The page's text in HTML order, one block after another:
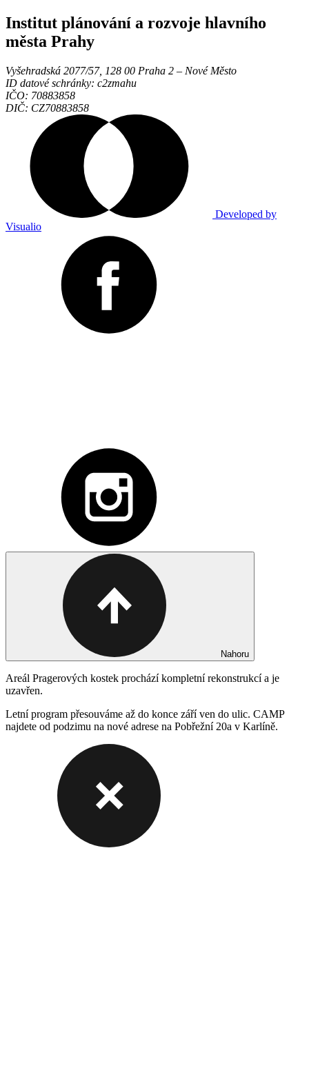
Institut plánování a rozvoje hlavního
města Prahy
Vyšehradská 2077/57, 128 00 Praha 2 ‒ Nové Město
ID datové schránky: c2zmahu
IČO: 70883858
DIČ: CZ70883858
Developed by
Visualio
Nahoru
Areál Pragerových kostek prochází kompletní rekonstrukcí a je
uzavřen.
Letní program přesouváme až do konce září ven do ulic. CAMP
najdete od podzimu na nové adrese na Pobřežní 20a v Karlíně.